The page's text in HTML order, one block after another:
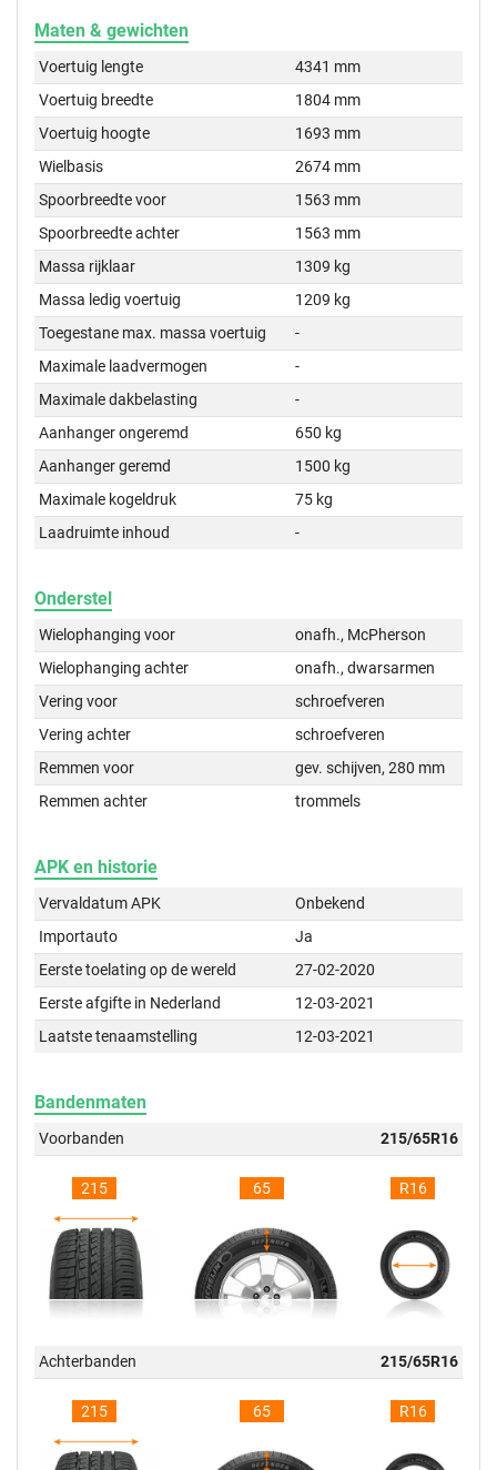
Maten & gewichten
Voertuig lengte
4341 mm
Voertuig breedte
1804 mm
Voertuig hoogte
1693 mm
Wielbasis
2674 mm
Spoorbreedte voor
1563 mm
Spoorbreedte achter
1563 mm
Massa rijklaar
1309 kg
Massa ledig voertuig
1209 kg
Toegestane max. massa voertuig
-
Maximale laadvermogen
-
Maximale dakbelasting
-
Aanhanger ongeremd
650 kg
Aanhanger geremd
1500 kg
Maximale kogeldruk
75 kg
Laadruimte inhoud
-
Onderstel
Wielophanging voor
onafh., McPherson
Wielophanging achter
onafh., dwarsarmen
Vering voor
schroefveren
Vering achter
schroefveren
Remmen voor
gev. schijven, 280 mm
Remmen achter
trommels
APK en historie
Vervaldatum APK
Onbekend
Importauto
Ja
Eerste toelating op de wereld
27-02-2020
Eerste afgifte in Nederland
12-03-2021
Laatste tenaamstelling
12-03-2021
Bandenmaten
Voorbanden 215/65R16
215 65 R16
Achterbanden 215/65R16
215 65 R16